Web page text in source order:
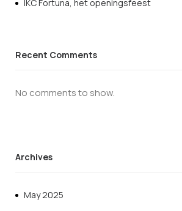
IKC Fortuna, het openingsfeest
Recent Comments
No comments to show.
Archives
May 2025